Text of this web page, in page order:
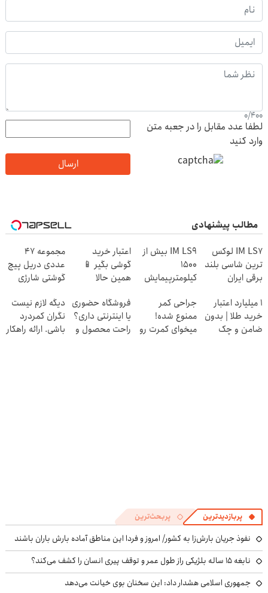
0/400
لطفا عدد مقابل را در جعبه متن
وارد کنید
ارسال
مطالب پیشنهادی
IM LS7 لوکس
ترین شاسی بلند
برقی ایران
IM LS9 بیش از
1500
کیلومترپیمایش
اعتبار خرید
گوشی بگیر 📱
همین حالا
بده 🎯
مجموعه 47
عددی دریل پیچ
گوشتی شارژی
محدود)
۱ میلیارد اعتبار
خرید طلا | بدون
ضامن و چک
جراحی کمر
ممنوع شده!
میخوای کمرت رو
فروشگاه حضوری
یا اینترنتی داری؟
راحت محصول و
دیگه لازم نیست
نگران کمردرد
باشی. ارائه راهکار
پربازدیدترین پربحث‌ترین
نفوذ جریان بارش‌زا به کشور/ امروز و فردا این مناطق آماده بارش باران باشند
نابغه ۱۵ ساله بلژیکی راز طول عمر و توقف پیری انسان را کشف می‌کند؟
جمهوری اسلامی هشدار داد: این سخنان بوی خیانت می‌دهد